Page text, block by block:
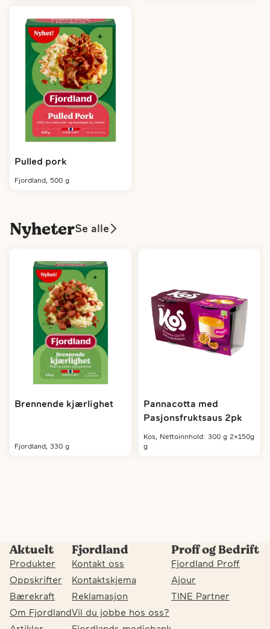
Pulled pork
fjordland, 500 g
NyheterSe alle
Brennende kjærlighet
fjordland, 330 g
Pannacotta med
Pasjonsfruktsaus 2pk
kos, Nettoinnhold: 300 g 2x150g
g
Aktuelt
Produkter
Oppskrifter
Bærekraft
Om Fjordland
Fjordland
Kontakt oss
Kontaktskjema
Reklamasjon
Vil du jobbe hos oss?
Proff og Bedrift
Fjordland Proff
Ajour
TINE Partner